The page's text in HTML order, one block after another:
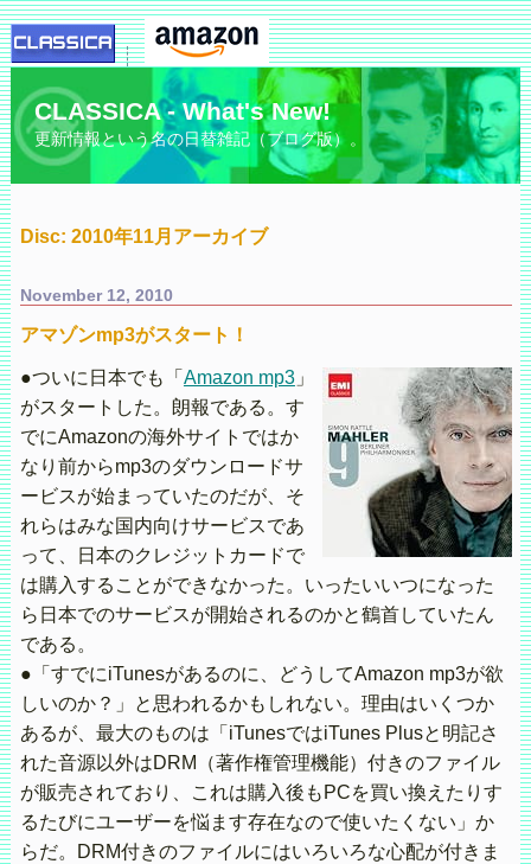
CLASSICA - What's New!
更新情報という名の日替雑記（ブログ版）。
Disc: 2010年11月アーカイブ
November 12, 2010
アマゾンmp3がスタート！
●ついに日本でも「 Amazon mp3」
がスタートした。朗報である。す
でにAmazonの海外サイトではか
なり前からmp3のダウンロードサ
ービスが始まっていたのだが、そ
れらはみな国内向けサービスであ
って、日本のクレジットカードで
は購入することができなかった。いったいいつになった
ら日本でのサービスが開始されるのかと鶴首していたん
である。
●「すでにiTunesがあるのに、どうしてAmazon mp3が欲
しいのか？」と思われるかもしれない。理由はいくつか
あるが、最大のものは「iTunesではiTunes Plusと明記さ
れた音源以外はDRM（著作権管理機能）付きのファイル
が販売されており、これは購入後もPCを買い換えたりす
るたびにユーザーを悩ます存在なので使いたくない」か
らだ。DRM付きのファイルにはいろいろな心配が付きま